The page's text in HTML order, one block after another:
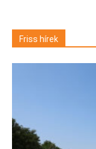
Friss hírek